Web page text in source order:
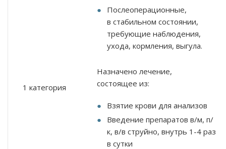
1 категория
Послеоперационные,
в стабильном состоянии,
требующие наблюдения,
ухода, кормления, выгула.
Назначено лечение,
состоящее из:
Взятие крови для анализов
Введение препаратов в/м, п/
к, в/в струйно, внутрь 1-4 раз
в сутки